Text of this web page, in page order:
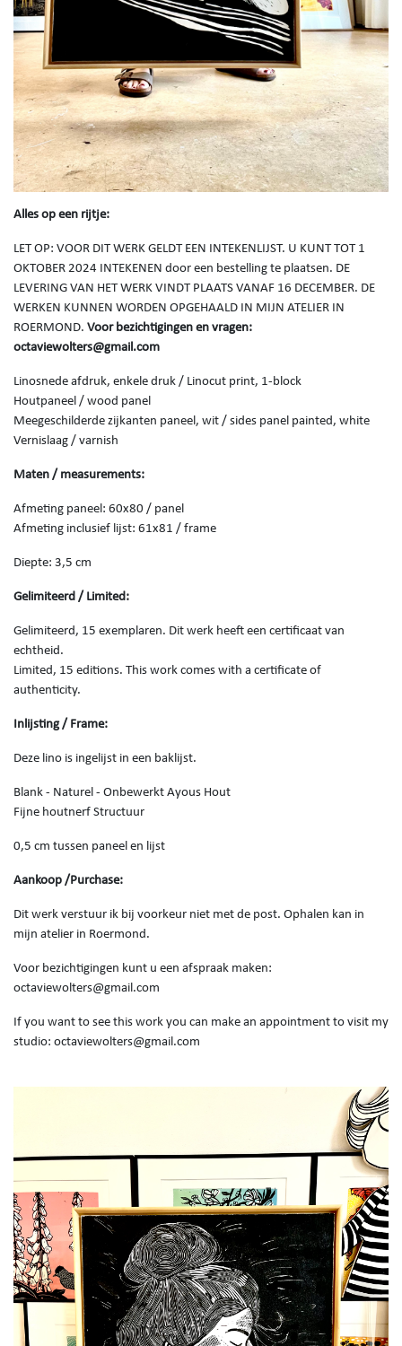
Alles op een rijtje:
LET OP: VOOR DIT WERK GELDT EEN INTEKENLIJST. U KUNT TOT 1
OKTOBER 2024 INTEKENEN door een bestelling te plaatsen. DE
LEVERING VAN HET WERK VINDT PLAATS VANAF 16 DECEMBER. DE
WERKEN KUNNEN WORDEN OPGEHAALD IN MIJN ATELIER IN
ROERMOND. Voor bezichtigingen en vragen:
octaviewolters@gmail.com
Linosnede afdruk, enkele druk / Linocut print, 1-block
Houtpaneel / wood panel
Meegeschilderde zijkanten paneel, wit / sides panel painted, white
Vernislaag / varnish
Maten / measurements:
Afmeting paneel: 60x80 / panel
Afmeting inclusief lijst: 61x81 / frame
Diepte: 3,5 cm
Gelimiteerd / Limited:
Gelimiteerd, 15 exemplaren. Dit werk heeft een certificaat van
echtheid.
Limited, 15 editions. This work comes with a certificate of
authenticity.
Inlijsting / Frame:
Deze lino is ingelijst in een baklijst.
Blank - Naturel - Onbewerkt Ayous Hout
Fijne houtnerf Structuur
0,5 cm tussen paneel en lijst
Aankoop /Purchase:
Dit werk verstuur ik bij voorkeur niet met de post. Ophalen kan in
mijn atelier in Roermond.
Voor bezichtigingen kunt u een afspraak maken:
octaviewolters@gmail.com
If you want to see this work you can make an appointment to visit my
studio: octaviewolters@gmail.com